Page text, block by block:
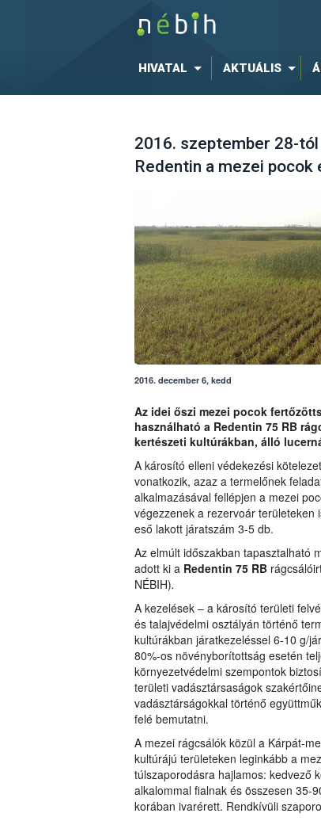
HIVATAL AKTUÁLIS
2016. szeptember 28-
Redentin a mezei pocok
2016. december 6, kedd
Az idei őszi mezei pocok
használható a Redentin 75 RB
kertészeti kultúrákban, álló
A károsító elleni védekezési
vonatkozik, azaz a termelőnek
alkalmazásával fellépjen a mezei
végezzenek a rezervoár területeken
eső lakott járatszám 3-5 db.
Az elmúlt időszakban tapasztalható
adott ki a Redentin 75 RB
NÉBIH).
A kezelések – a károsító területi
és talajvédelmi osztályán történő
kultúrákban járatkezeléssel 6-10 g/
80%-os növényborítottság esetén
környezetvédelmi szempontok
területi vadásztársaságok
vadásztárságokkal történő
felé bemutatni.
A mezei rágcsálók közül a Kárpát-
kultúrájú területeken leginkább a
túlszaporodásra hajlamos: kedvező
alkalommal fialnak és összesen 35-
korában ivarérett. Rendkívüli